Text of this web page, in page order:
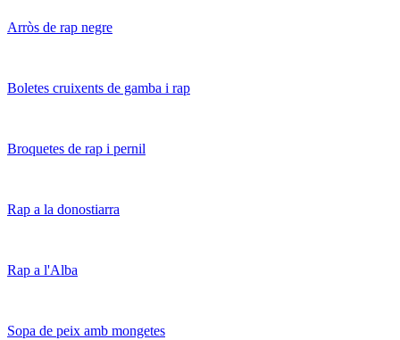
Arròs de rap negre
Boletes cruixents de gamba i rap
Broquetes de rap i pernil
Rap a la donostiarra
Rap a l'Alba
Sopa de peix amb mongetes